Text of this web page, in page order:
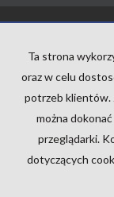
ABC
tel./fax:32/
e-mail:
Mieszkania
Domyna
Działki
Ta strona
oraz w celu
potrzeb klientów.
można
przeglądarki.
dotyczących